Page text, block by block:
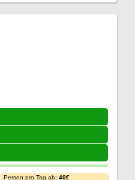
Person pro Tag ab: 40€